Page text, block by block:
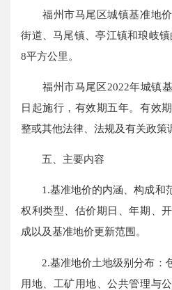
福州市马尾区城镇基准地价
街道、马尾镇、亭江镇和琅岐
8平方公里。
福州市马尾区2022年城镇基
日起施行，有效期五年。有效
整或其他法律、法规及有关政策
五、主要内容
1.基准地价的内涵、构成和
权利类型、估价期日、年期、
成以及基准地价更新范围。
2.基准地价土地级别分布：
用地、工矿用地、公共管理与